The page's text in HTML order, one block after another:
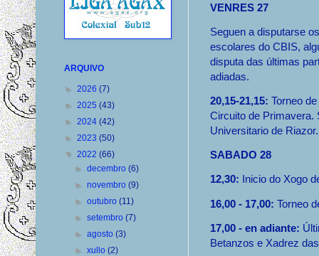
VENRES 27
Seguen a disputarse
escolares do CBIS,
disputa das últimas
adiadas.
20,15-21,15: Torneo
Circuito de Primavera.
Universitario de Riazor.
SABADO 28
12,30: Inicio do Xogo
16,00 - 17,00: Torneo
17,00 - en adiante:
Betanzos e Xadrez
ARQUIVO
► 2026 (7)
► 2025 (43)
► 2024 (42)
► 2023 (50)
▼ 2022 (66)
►decembro(6)
►novembro(9)
►outubro(11)
►setembro(7)
►agosto(3)
►xullo(2)